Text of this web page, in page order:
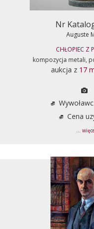
Nr
Auguste
CHŁOPIEC Z
kompozycja metali,
aukcja z 17
Cena
...